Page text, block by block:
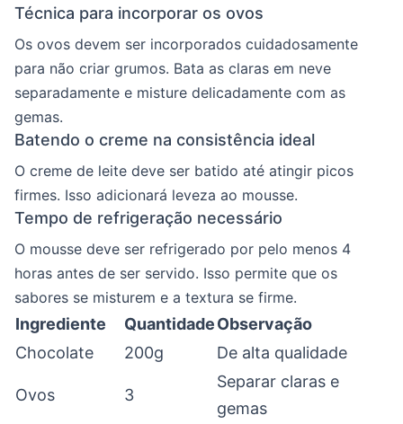
Técnica para incorporar os ovos
Os ovos devem ser incorporados cuidadosamente
para não criar grumos. Bata as claras em neve
separadamente e misture delicadamente com as
gemas.
Batendo o creme na consistência ideal
O creme de leite deve ser batido até atingir picos
firmes. Isso adicionará leveza ao mousse.
Tempo de refrigeração necessário
O mousse deve ser refrigerado por pelo menos 4
horas antes de ser servido. Isso permite que os
sabores se misturem e a textura se firme.
Ingrediente QuantidadeObservação
Chocolate
200g De alta qualidade
Ovos 3
Separar claras e
gemas